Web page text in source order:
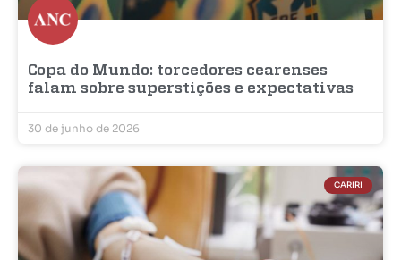
Copa do Mundo: torcedores cearenses
falam sobre superstições e expectativas
30 de junho de 2026
CARIRI